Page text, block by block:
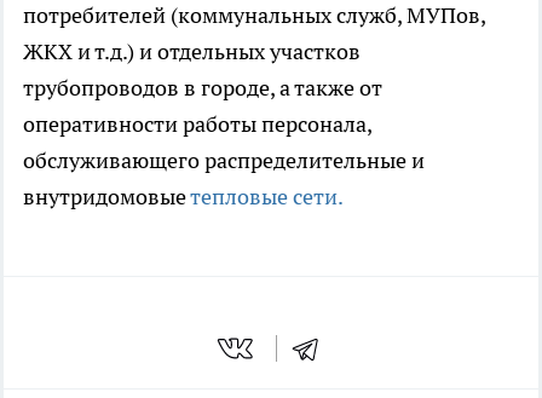
потребителей (коммунальных служб, МУПов,
ЖКХ и т.д.) и отдельных участков
трубопроводов в городе, а также от
оперативности работы персонала,
обслуживающего распределительные и
внутридомовыетепловые сети.